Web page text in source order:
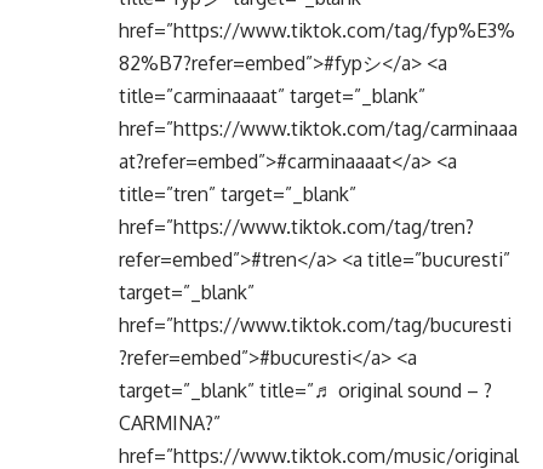
href=”https://www.tiktok.com/tag/fyp%E3%
82%B7?refer=embed”>#fypシ</a> <a
title=”carminaaaat” target=”_blank”
href=”https://www.tiktok.com/tag/carminaaa
at?refer=embed”>#carminaaaat</a> <a
title=”tren” target=”_blank”
href=”https://www.tiktok.com/tag/tren?
refer=embed”>#tren</a> <a title=”bucuresti”
target=”_blank”
href=”https://www.tiktok.com/tag/bucuresti
?refer=embed”>#bucuresti</a> <a
target=”_blank” title=”♬ original sound – ?
CARMINA?”
href=”https://www.tiktok.com/music/original